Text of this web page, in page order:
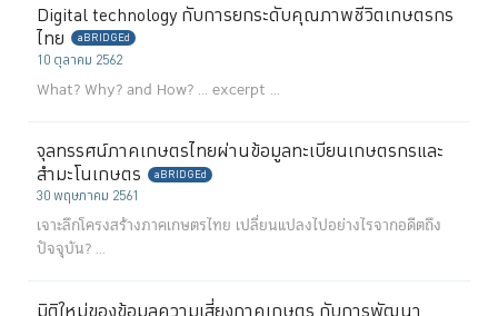
Digital technology กับการยกระดับคุณภาพชีวิตเกษตรกร
ไทย
aBRIDGEd
10 ตุลาคม 2562
What? Why? and How? ...excerpt ...
จุลทรรศน์ภาคเกษตรไทยผ่านข้อมูลทะเบียนเกษตรกรและ
สำมะโนเกษตร
aBRIDGEd
30 พฤษภาคม 2561
เจาะลึกโครงสร้างภาคเกษตรไทย เปลี่ยนแปลงไปอย่างไรจากอดีตถึง
ปัจจุบัน? ...